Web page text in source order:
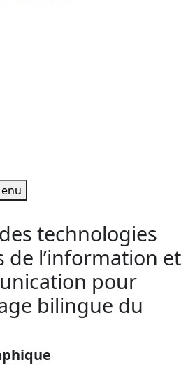
technologies
l’information et
pour
bilingue du